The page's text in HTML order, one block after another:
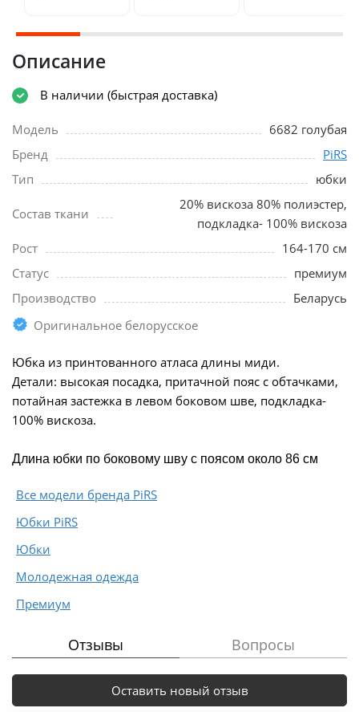
Описание
В наличии (быстрая доставка)
Модель
6682 голубая
Бренд
PiRS
Тип
юбки
Состав ткани
20% вискоза 80% полиэстер,
подкладка- 100% вискоза
Рост
164-170 см
Статус
премиум
Производство
Беларусь
Оригинальное белорусское
Юбка из принтованного атласа длины миди.
Детали: высокая посадка, притачной пояс с обтачками,
потайная застежка в левом боковом шве, подкладка-
100% вискоза.
Длина юбки по боковому шву с поясом около 86 см
Все модели бренда PiRS
Юбки PiRS
Юбки
Молодежная одежда
Премиум
Отзывы Вопросы
Оставить новый отзыв